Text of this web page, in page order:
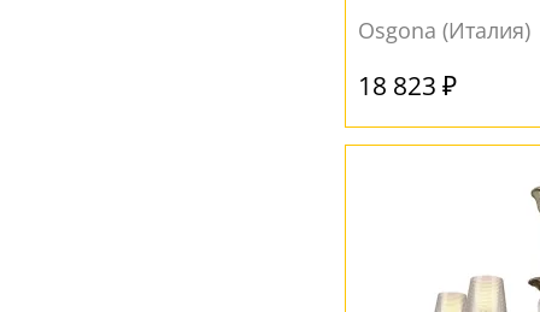
Osgona (Италия)
18 823 ₽